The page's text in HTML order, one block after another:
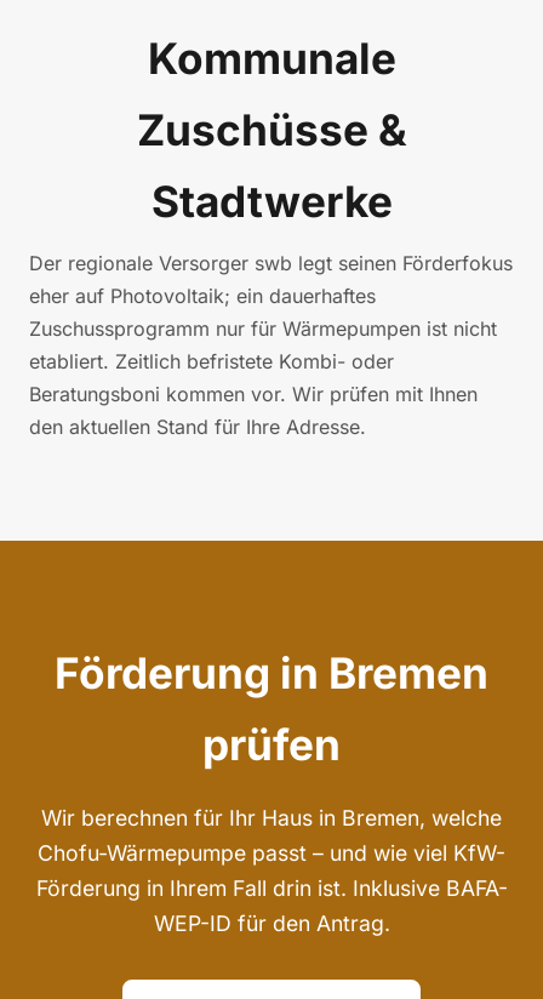
Kommunale
Zuschüsse &
Stadtwerke
Der regionale Versorger swb legt seinen Förderfokus
eher auf Photovoltaik; ein dauerhaftes
Zuschussprogramm nur für Wärmepumpen ist nicht
etabliert. Zeitlich befristete Kombi- oder
Beratungsboni kommen vor. Wir prüfen mit Ihnen
den aktuellen Stand für Ihre Adresse.
Förderung in Bremen
prüfen
Wir berechnen für Ihr Haus in Bremen, welche
Chofu-Wärmepumpe passt – und wie viel KfW-
Förderung in Ihrem Fall drin ist. Inklusive BAFA-
WEP-ID für den Antrag.